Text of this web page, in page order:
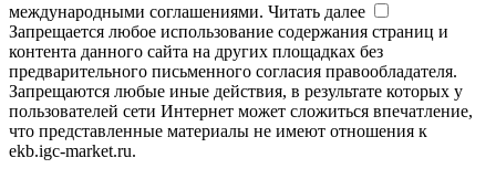
международными соглашениями. Читать далее
Запрещается любое использование содержания страниц и
контента данного сайта на других площадках без
предварительного письменного согласия правообладателя.
Запрещаются любые иные действия, в результате которых у
пользователей сети Интернет может сложиться впечатление,
что представленные материалы не имеют отношения к
ekb.igc-market.ru.